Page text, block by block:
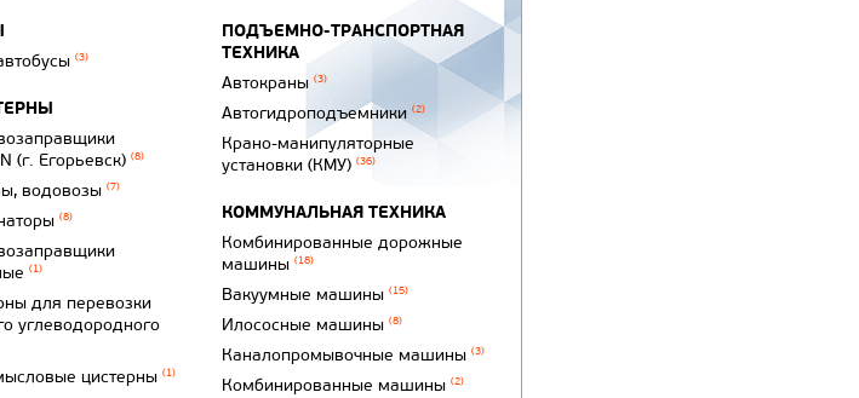
(3)
(г. Егорьевск) (8)
водовозы (7)
(8)
(1)
для перевозки
углеводородного
цистерны (1)
ПОДЪЕМНО-ТРАНСПОРТНАЯ
ТЕХНИКА
Автокраны (3)
Автогидроподъемники (2)
Крано-манипуляторные
установки (КМУ) (36)
КОММУНАЛЬНАЯ ТЕХНИКА
Комбинированные дорожные
машины (18)
Вакуумные машины (15)
Илососные машины (8)
Каналопромывочные машины (3)
Комбинированные машины (2)